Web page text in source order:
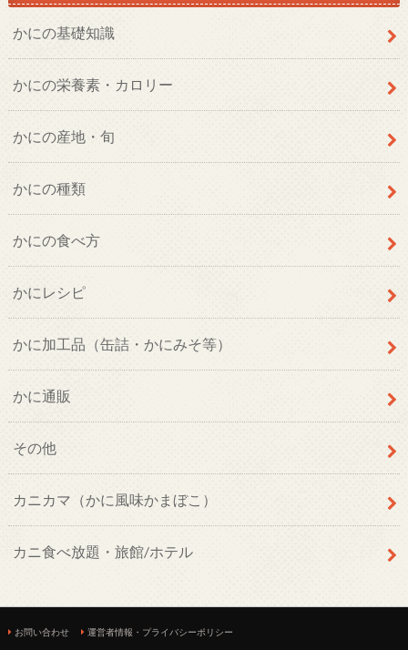
かにの基礎知識
かにの栄養素・カロリー
かにの産地・旬
かにの種類
かにの食べ方
かにレシピ
かに加工品（缶詰・かにみそ等）
かに通販
その他
カニカマ（かに風味かまぼこ）
カニ食べ放題・旅館/ホテル
お問い合わせ 運営者情報・プライバシーポリシー